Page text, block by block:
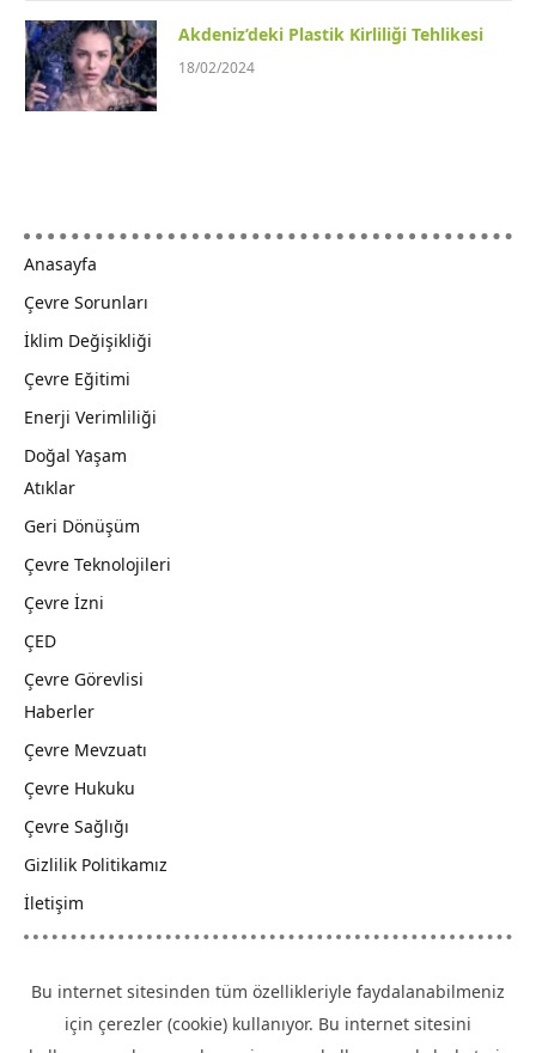
Akdeniz’deki Plastik Kirliliği Tehlikesi
18/02/2024
Anasayfa
Çevre Sorunları
İklim Değişikliği
Çevre Eğitimi
Enerji Verimliliği
Doğal Yaşam
Atıklar
Geri Dönüşüm
Çevre Teknolojileri
Çevre İzni
ÇED
Çevre Görevlisi
Haberler
Çevre Mevzuatı
Çevre Hukuku
Çevre Sağlığı
Gizlilik Politikamız
İletişim
Bu internet sitesinden tüm özellikleriyle faydalanabilmeniz
için çerezler (cookie) kullanıyor. Bu internet sitesini